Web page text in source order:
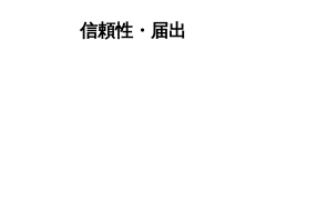
信頼性・届出